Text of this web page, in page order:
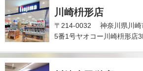
川崎枡形店
〒214-0032 神奈川県川崎
5番1号ヤオコー川崎枡形店